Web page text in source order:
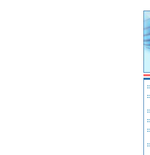
::
::
::
::
::
::